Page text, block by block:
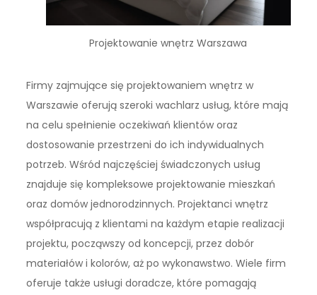
Projektowanie wnętrz Warszawa
Firmy zajmujące się projektowaniem wnętrz w
Warszawie oferują szeroki wachlarz usług, które mają
na celu spełnienie oczekiwań klientów oraz
dostosowanie przestrzeni do ich indywidualnych
potrzeb. Wśród najczęściej świadczonych usług
znajduje się kompleksowe projektowanie mieszkań
oraz domów jednorodzinnych. Projektanci wnętrz
współpracują z klientami na każdym etapie realizacji
projektu, począwszy od koncepcji, przez dobór
materiałów i kolorów, aż po wykonawstwo. Wiele firm
oferuje także usługi doradcze, które pomagają